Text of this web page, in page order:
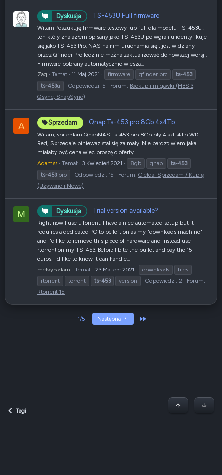
Dyskusja TS-453U Full firmware
Witam Poszukuję firmware testowy lub full dla modelu TS-453U ,
ten który znalazłem opisany jako TS-453U po wgraniu identyfikuje
się jako TS-453 Pro. NAS na nim uruchamia się , jest widziany
przez Qfinder Pro lecz nie można zaktualizować do nowszej wersji.
Firmware pobrany automatycznie wiesza...
Zaq
Temat 11 Maj 2021 firmware qfinder pro
ts-453
ts-453u Odpowiedzi: 5 Forum: Backup i migawki (HBS 3,
Qsync, SnapSync)
A Sprzedam Qnap Ts-453 pro 8Gb 4x4Tb
Witam, sprzedam QnapNAS Ts-453 pro 8Gb ply 4 szt. 4Tb WD
Red, Sprzedaje piniewaz stał się za mały. Nie bardzo wiem jaka
mialaby być cena wiec proszę o oferty.
Adamss
Temat 3 Kwiecień 2021 8gb qnap
ts-453
ts-453pro Odpowiedzi: 15 Forum: Giełda: Sprzedam / Kupię
(Używane i Nowe)
M Dyskusja Trial version available?
Right now I use uTorrent. I have a nice automated setup but it
requires a dedicated PC to be left on as my "downloads machine"
and I'd like to remove this piece of hardware and instead use
rtorrent on my TS-453. Before I bite the bullet and pay the 15
euros, I'd like to know it can handle...
melvynadam
Temat 23 Marzec 2021 downloads
files
rtorrent
torrent ts-453 version Odpowiedzi: 2
Forum:
Rtorrent 15
1/5 Następna
Tagi PoczątekDół